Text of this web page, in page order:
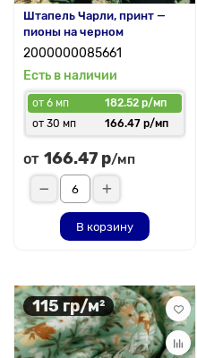
Штапель Чарли, принт —
пионы на черном
2000000085661
Есть в наличии
от 6 мп
182.52 р/мп
от 30 мп
166.47 р/мп
от 166.47 р/мп
В корзину
115 гр/м²